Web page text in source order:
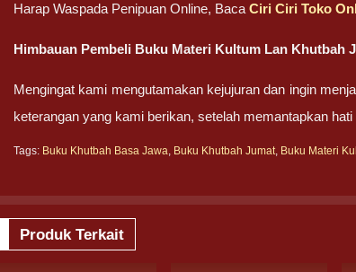
Harap Waspada Penipuan Online, BacaCiri Ciri Toko
Himbauan Pembeli Buku Materi Kultum Lan Khutbah
Mengingat kami mengutamakan kejujuran dan ingin
keterangan yang kami berikan, setelah memantapkan
Tags: Buku Khutbah Basa Jawa, Buku Khutbah Jumat, Buku Materi
Produk Terkait